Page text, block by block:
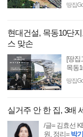
공방
땅집
현대건설, 목동10단
스 맞손
[땅집
목동
인 건
땅집
실거주 안 한 집, 3배
/글= 김효선
원, 정리=박